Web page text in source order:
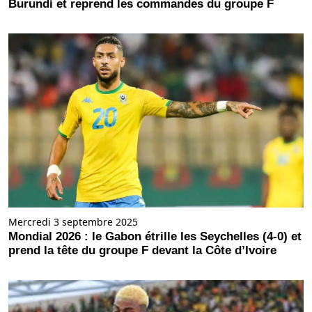
Burundi et reprend les commandes du groupe F
Mercredi 3 septembre 2025
Mondial 2026 : le Gabon étrille les Seychelles (4-0) et
prend la tête du groupe F devant la Côte d’Ivoire